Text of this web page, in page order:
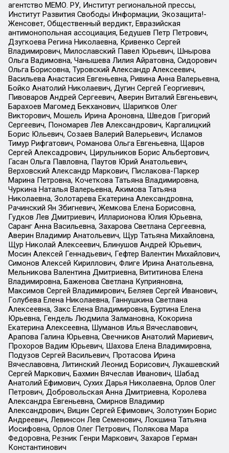
агентство МЕМО. РУ, Институт региональной прессы,
Институт Развития Свободы Информации, Экозащита!-
Женсовет, Общественный вердикт, Евразийская
антимонопольная ассоциация, Бедушев Петр Петрович,
Дзугкоева Регина Николаевна, Кривенко Сергей
Владимирович, Милославский Павел Юрьевич, Шнырова
Ольга Вадимовна, Чанышева Лилия Айратовна, Сидорович
Ольга Борисовна, Туровский Александр Алексеевич,
Васильева Анастасия Евгеньевна, Ривина Анна Валерьевна,
Бойко Анатолий Николаевич, Дугин Сергей Георгиевич,
Пивоваров Андрей Сергеевич, Аверин Виталий Евгеньевич,
Барахоев Магомед Бекханович, Шарипков Олег
Викторович, Мошель Ирина Ароновна, Шведов Григорий
Сергеевич, Пономарев Лев Александрович, Каргалицкий
Борис Юльевич, Созаев Валерий Валерьевич, Исламов
Тимур Рифгатович, Романова Ольга Евгеньевна, Щаров
Сергей Алексадрович, Цирульников Борис Альбертович,
Гасан Ольга Павловна, Паутов Юрий Анатольевич,
Верховский Александр Маркович, Пислакова-Паркер
Марина Петровна, Кочеткова Татьяна Владимировна,
Чуркина Наталья Валерьевна, Акимова Татьяна
Николаевна, Золотарева Екатерина Александровна,
Рачинский Ян Збигневич, Жемкова Елена Борисовна,
Гудков Лев Дмитриевич, Илларионова Юлия Юрьевна,
Саранг Анна Васильевна, Захарова Светлана Сергеевна,
Аверин Владимир Анатольевич, Щур Татьяна Михайловна,
Щур Николай Алексеевич, Блинушов Андрей Юрьевич,
Мосин Алексей Геннадьевич, Гефтер Валентин Михайлович,
Симонов Алексей Кириллович, Флиге Ирина Анатольевна,
Мельникова Валентина Дмитриевна, Вититинова Елена
Владимировна, Баженова Светлана Куприяновна,
Максимов Сергей Владимирович, Беляев Сергей Иванович,
Голубева Елена Николаевна, Ганнушкина Светлана
Алексеевна, Закс Елена Владимировна, Буртина Елена
Юрьевна, Гендель Людмила Залмановна, Кокорина
Екатерина Алексеевна, Шуманов Илья Вячеславович,
Арапова Галина Юрьевна, Свечников Анатолий Мариевич,
Прохоров Вадим Юрьевич, Шахова Елена Владимировна,
Подузов Сергей Васильевич, Протасова Ирина
Вячеславовна, Литинский Леонид Борисович, Лукашевский
Сергей Маркович, Бахмин Вячеслав Иванович, Шабад
Анатолий Ефимович, Сухих Дарья Николаевна, Орлов Олег
Петрович, Добровольская Анна Дмитриевна, Королева
Александра Евгеньевна, Смирнов Владимир
Александрович, Вицин Сергей Ефимович, Золотухин Борис
Андреевич, Левинсон Лев Семенович, Локшина Татьяна
Иосифовна, Орлов Олег Петрович, Полякова Мара
Федоровна, Резник Генри Маркович, Захаров Герман
Константинович